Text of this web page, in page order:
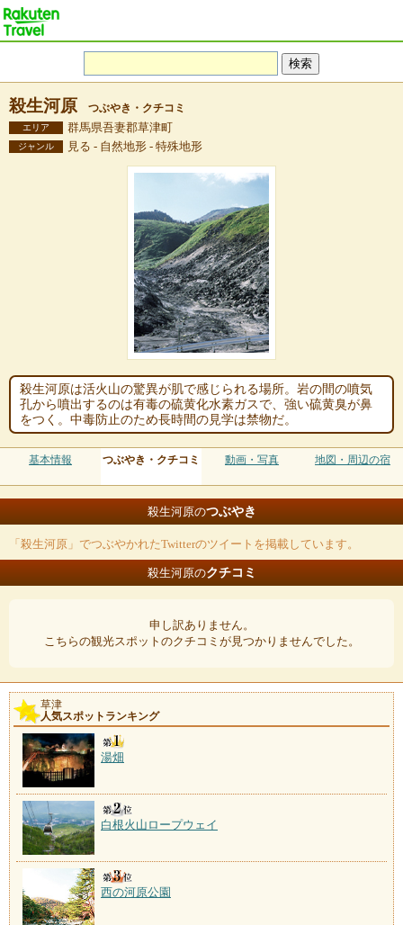
殺生河原 つぶやき・クチコミ
エリア 群馬県吾妻郡草津町
ジャンル 見る - 自然地形 - 特殊地形
殺生河原は活火山の驚異が肌で感じられる場所。岩の間の噴気
孔から噴出するのは有毒の硫黄化水素ガスで、強い硫黄臭が鼻
をつく。中毒防止のため長時間の見学は禁物だ。
基本情報 つぶやき・クチコミ 動画・写真 地図・周辺の宿
殺生河原のつぶやき
「殺生河原」でつぶやかれたTwitterのツイートを掲載しています。
殺生河原のクチコミ
申し訳ありません。
こちらの観光スポットのクチコミが見つかりませんでした。
草津
人気スポットランキング
湯畑
白根火山ロープウェイ
西の河原公園